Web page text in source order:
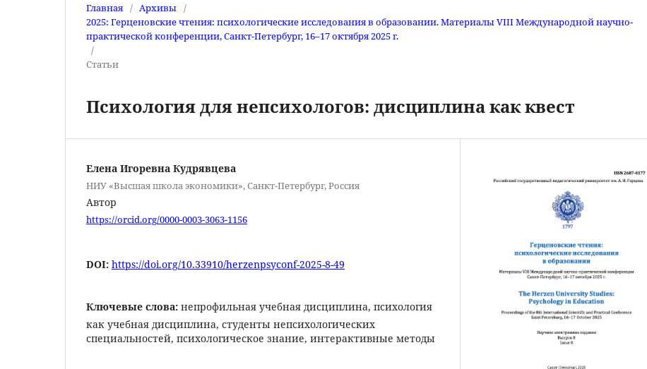
Главная / Архивы /
2025: Герценовские чтения: психологические исследования в образовании. Материалы VIII Международной научно-
практической конференции, Санкт-Петербург, 16–17 октября 2025 г.
/
Статьи
Психология для непсихологов: дисциплина как квест
Елена Игоревна Кудрявцева
НИУ «Высшая школа экономики», Санкт-Петербург, Россия
Автор
https://orcid.org/0000-0003-3063-1156
DOI: https://doi.org/10.33910/herzenpsyconf-2025-8-49
Ключевые слова: непрофильная учебная дисциплина, психология
как учебная дисциплина, студенты непсихологических
специальностей, психологическое знание, интерактивные методы